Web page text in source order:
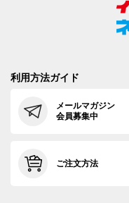
利用方法ガイド
メールマガジン
会員募集中
ご注文方法